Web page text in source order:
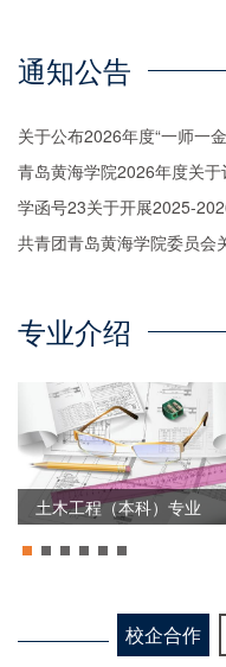
通知公告
专业介绍
土木工程（本科）专业
校企合作